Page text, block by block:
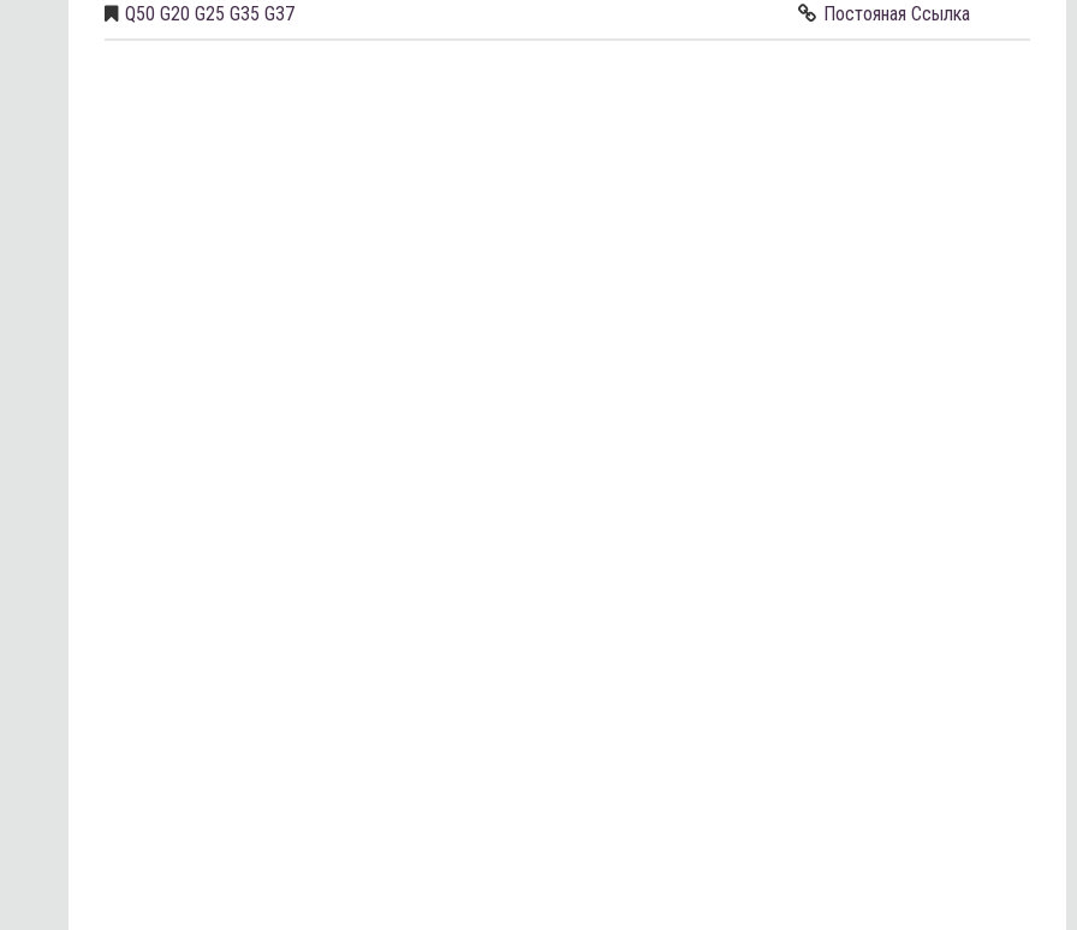
Q50 G20 G25 G35 G37 Постояная Ссылка